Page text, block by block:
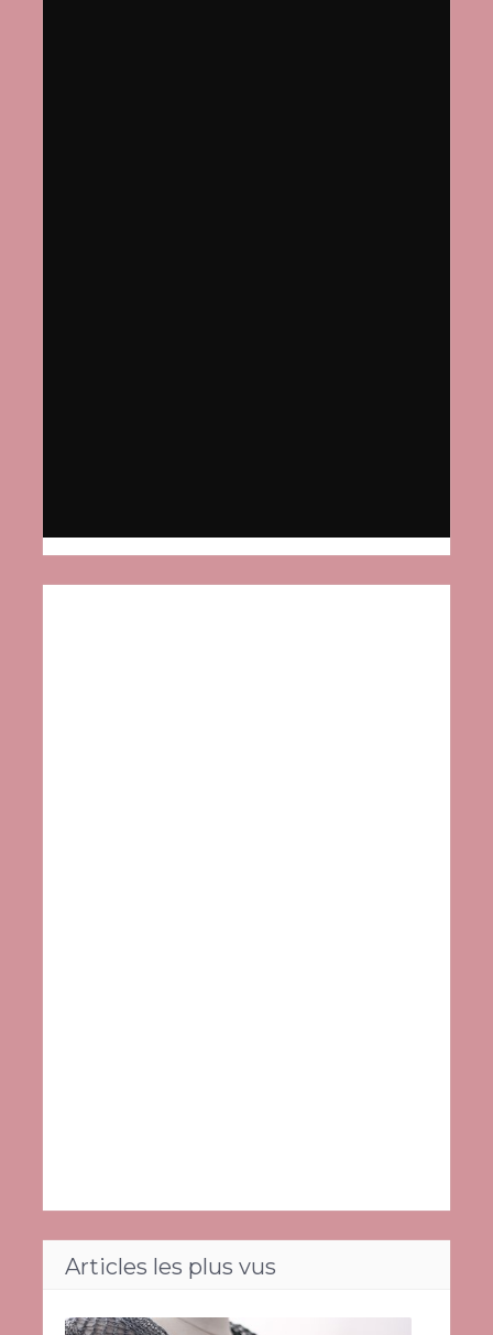
Articles les plus vus